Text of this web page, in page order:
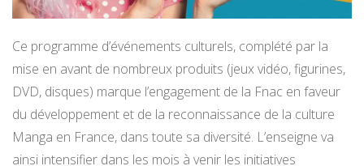
Ce programme d’événements culturels, complété par la
mise en avant de nombreux produits (jeux vidéo, figurines,
DVD, disques) marque l’engagement de la Fnac en faveur
du développement et de la reconnaissance de la culture
Manga en France, dans toute sa diversité. L’enseigne va
ainsi intensifier dans les mois à venir les initiatives